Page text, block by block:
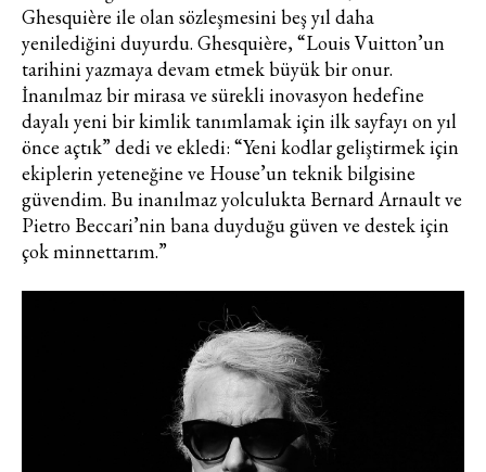
Ghesquière ile olan sözleşmesini beş yıl daha
yenilediğini duyurdu. Ghesquière, “Louis Vuitton’un
tarihini yazmaya devam etmek büyük bir onur.
İnanılmaz bir mirasa ve sürekli inovasyon hedefine
dayalı yeni bir kimlik tanımlamak için ilk sayfayı on yıl
önce açtık” dedi ve ekledi: “Yeni kodlar geliştirmek için
ekiplerin yeteneğine ve House’un teknik bilgisine
güvendim. Bu inanılmaz yolculukta Bernard Arnault ve
Pietro Beccari’nin bana duyduğu güven ve destek için
çok minnettarım.”